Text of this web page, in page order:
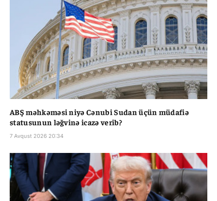
ABŞ məhkəməsi niyə Cənubi Sudan üçün müdafiə
statusunun ləğvinə icazə verib?
7 Avqust 2026 20:34